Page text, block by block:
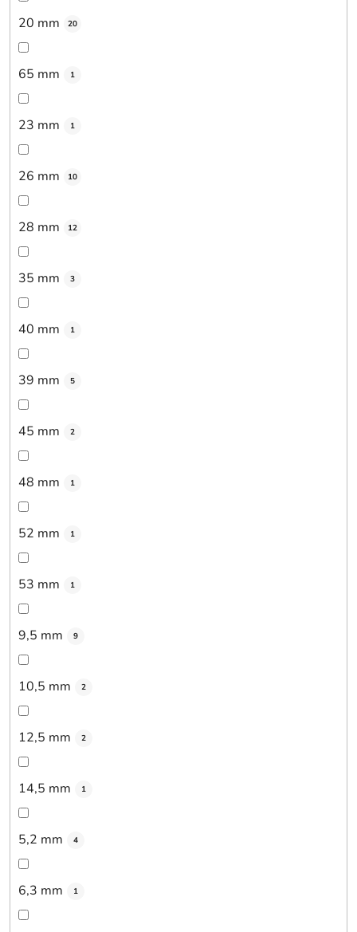
20 mm 20
65 mm 1
23 mm 1
26 mm 10
28 mm 12
35 mm 3
40 mm 1
39 mm 5
45 mm 2
48 mm 1
52 mm 1
53 mm 1
9,5 mm 9
10,5 mm 2
12,5 mm 2
14,5 mm 1
5,2 mm 4
6,3 mm 1